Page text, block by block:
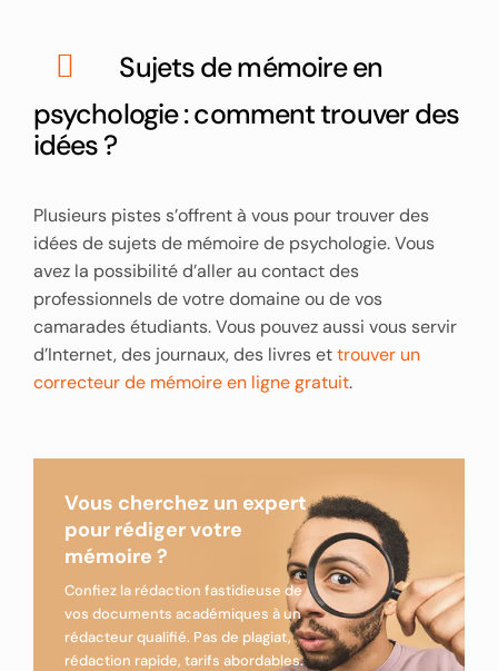
Sujets de mémoire en
psychologie : comment trouver des
idées ?
Plusieurs pistes s’offrent à vous pour trouver des
idées de sujets de mémoire de psychologie. Vous
avez la possibilité d’aller au contact des
professionnels de votre domaine ou de vos
camarades étudiants. Vous pouvez aussi vous servir
d’Internet, des journaux, des livres ettrouver un
correcteur de mémoire en ligne gratuit.
Vous cherchez un expert
pour rédiger votre
mémoire ?
Confiez la rédaction fastidieuse de
vos documents académiques à un
rédacteur qualifié. Pas de plagiat,
rédaction rapide, tarifs abordables.